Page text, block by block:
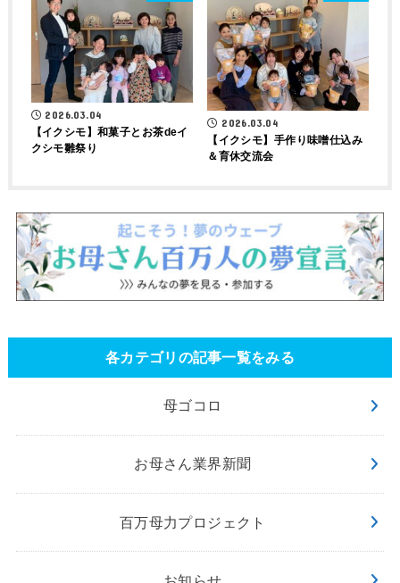
2026.03.04
【イクシモ】和菓子とお茶deイ
クシモ雛祭り
2026.03.04
【イクシモ】手作り味噌仕込み
＆育休交流会
各カテゴリの記事一覧をみる
母ゴコロ
お母さん業界新聞
百万母力プロジェクト